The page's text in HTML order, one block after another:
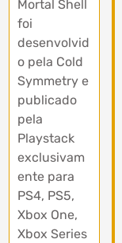
Mortal Shell
foi
desenvolvid
o pela Cold
Symmetry e
publicado
pela
Playstack
exclusivam
ente para
PS4, PS5,
Xbox One,
Xbox Series